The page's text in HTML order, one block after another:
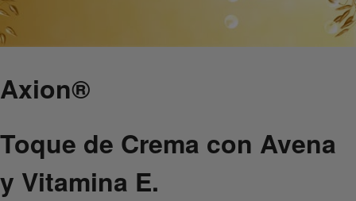
Axion®
Toque de Crema con Avena
y Vitamina E.